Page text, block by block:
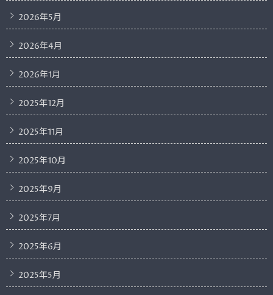
2026年5月
2026年4月
2026年1月
2025年12月
2025年11月
2025年10月
2025年9月
2025年7月
2025年6月
2025年5月